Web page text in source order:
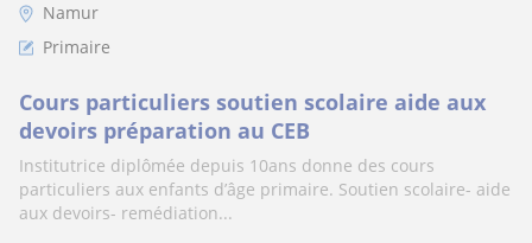
Namur
Primaire
Cours particuliers soutien scolaire aide aux
devoirs préparation au CEB
Institutrice diplômée depuis 10ans donne des cours
particuliers aux enfants d’âge primaire. Soutien scolaire- aide
aux devoirs- remédiation...